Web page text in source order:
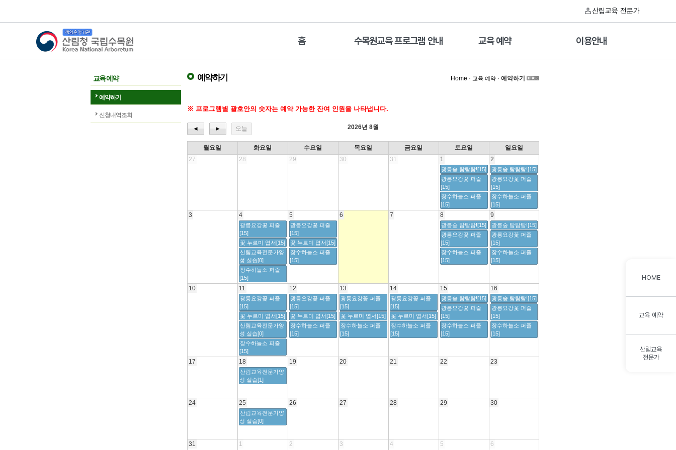
산림교육 전문가
산림청 국립수목원
홈 수목원교육 프로그램 안내 교육 예약 이용안내
교육 예약
예약하기
신청내역조회
Home · 교육 예약· 예약하기
예약하기
※ 프로그램별 괄호안의 숫자는 예약 가능한 잔여 인원을 나타냅니다.
◄ ► 오늘 2026년 8월
월요일 화요일 수요일 목요일 금요일 토요일
일요일
27
28 29 30 31 1 2
3 4 5 6 7 8 9
10 11 12 13 14 15 16
17 18 19 20 21 22 23
24 25 26 27 28 29 30
31 1 2 3 4 5 6
광릉숲 탐탐탐![15]
광릉숲 탐탐탐![15]
광릉요강꽃 퍼즐
[15]
광릉요강꽃 퍼즐
[15]
장수하늘소 퍼즐
[15]
장수하늘소 퍼즐
[15]
광릉요강꽃 퍼즐
[15]
광릉요강꽃 퍼즐
[15]
광릉숲 탐탐탐![15] 광릉숲 탐탐탐![15]
꽃 누르미 엽서[15] 꽃 누르미 엽서[15]
광릉요강꽃 퍼즐
[15]
광릉요강꽃 퍼즐
[15]
산림교육전문가양
성 실습[0]
장수하늘소 퍼즐
[15]
장수하늘소 퍼즐
[15]
장수하늘소 퍼즐
[15]
장수하늘소 퍼즐
[15]
광릉요강꽃 퍼즐
[15]
광릉요강꽃 퍼즐
[15]
광릉요강꽃 퍼즐
[15]
광릉요강꽃 퍼즐
[15]
광릉숲 탐탐탐![15] 광릉숲 탐탐탐![15]
꽃 누르미 엽서[15] 꽃 누르미 엽서[15] 꽃 누르미 엽서[15] 꽃 누르미 엽서[15]
광릉요강꽃 퍼즐
[15]
광릉요강꽃 퍼즐
[15]
산림교육전문가양
성 실습[0]
장수하늘소 퍼즐
[15]
장수하늘소 퍼즐
[15]
장수하늘소 퍼즐
[15]
장수하늘소 퍼즐
[15]
장수하늘소 퍼즐
[15]
장수하늘소 퍼즐
[15]
산림교육전문가양
성 실습[1]
산림교육전문가양
성 실습[0]
HOME
교육 예약
산림교육
전문가